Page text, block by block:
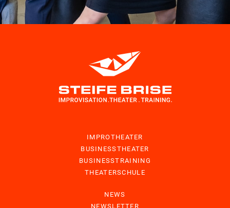
IMPROTHEATER
BUSINESSTHEATER
BUSINESSTRAINING
THEATERSCHULE
NEWS
NEWSLETTER